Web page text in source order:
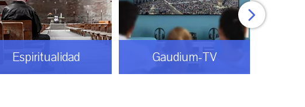
Espiritualidad Gaudium-TV